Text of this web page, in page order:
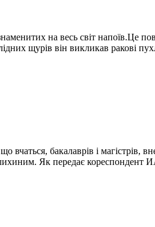
на весь світ напоїв.Це
щурів він викликав ракові
вчаться, бакалаврів і
Як передає